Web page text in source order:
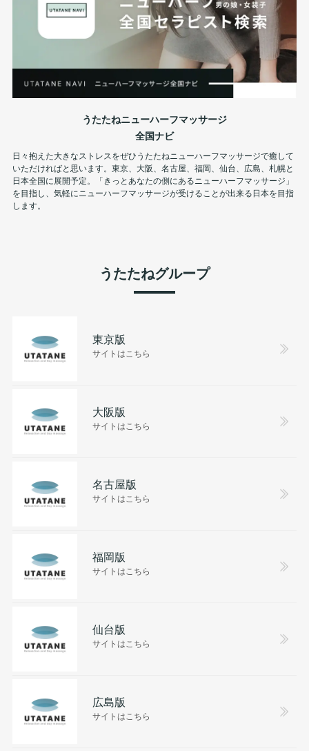
うたたねニューハーフマッサージ
全国ナビ
日々抱えた大きなストレスをぜひうたたねニューハーフマッサージで癒して
いただければと思います。東京、大阪、名古屋、福岡、仙台、広島、札幌と
日本全国に展開予定。「きっとあなたの側にあるニューハーフマッサージ」
を目指し、気軽にニューハーフマッサージが受けることが出来る日本を目指
します。
うたたねグループ
東京版
サイトはこちら
大阪版
サイトはこちら
名古屋版
サイトはこちら
福岡版
サイトはこちら
仙台版
サイトはこちら
広島版
サイトはこちら